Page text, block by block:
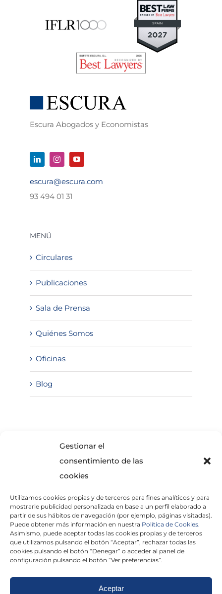
Gestionar el
consentimiento de las
cookies
Utilizamos cookies propias y de terceros para fines analíticos y para
mostrarle publicidad personalizada en base a un perfil elaborado a
partir de sus hábitos de navegación (por ejemplo, páginas visitadas).
Puede obtener más información en nuestra Política de Cookies.
Asimismo, puede aceptar todas las cookies propias y de terceros
que utilizamos pulsando el botón “Aceptar”, rechazar todas las
cookies pulsando el botón “Denegar” o acceder al panel de
configuración pulsando el botón “Ver preferencias”.
Aceptar
Escura Abogados y Economistas
escura@escura.com
93 494 01 31
MENÚ
Circulares
Publicaciones
Sala de Prensa
Quiénes Somos
Oficinas
Blog
He leído y acepto laPolítica de Privacidad